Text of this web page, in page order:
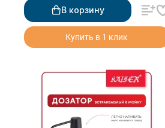
В корзину
Купить в 1 клик